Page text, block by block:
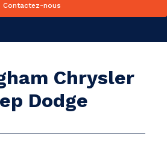
Contactez-nous
Chrysler
Dodge